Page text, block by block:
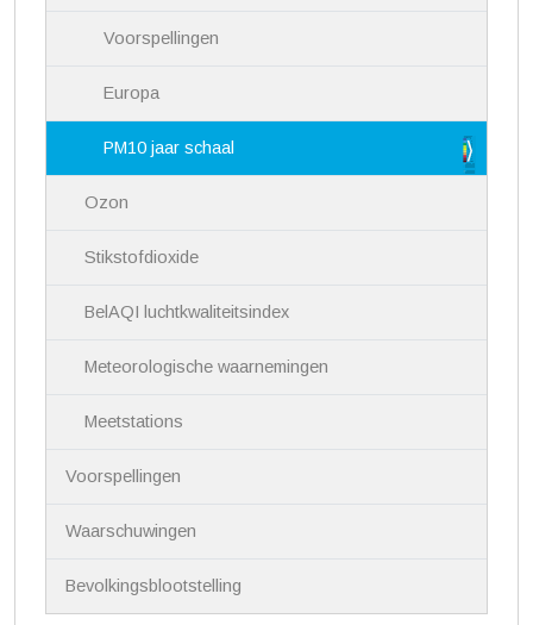
Voorspellingen
Europa
PM10 jaar schaal
Ozon
Stikstofdioxide
BelAQI luchtkwaliteitsindex
Meteorologische waarnemingen
Meetstations
Voorspellingen
Waarschuwingen
Bevolkingsblootstelling